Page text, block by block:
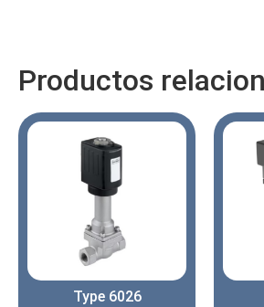
Productos
Type 6026